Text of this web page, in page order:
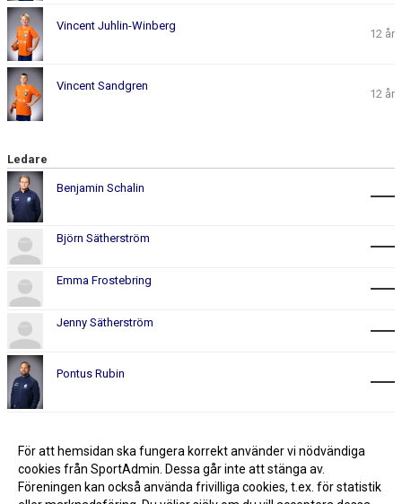
Vincent Juhlin-Winberg
12 år
Vincent Sandgren
12 år
Ledare
Benjamin Schalin
Björn Sätherström
Emma Frostebring
Jenny Sätherström
Pontus Rubin
För att hemsidan ska fungera korrekt använder vi nödvändiga
cookies från SportAdmin. Dessa går inte att stänga av.
Föreningen kan också använda frivilliga cookies, t.ex. för statistik